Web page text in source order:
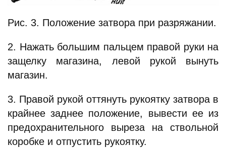
Рис. 3. Положение затвора при разряжании.
2. Нажать большим пальцем правой руки на
защелку магазина, левой рукой вынуть
магазин.
3. Правой рукой оттянуть рукоятку затвора в
крайнее заднее положение, вывести ее из
предохранительного выреза на ствольной
коробке и отпустить рукоятку.